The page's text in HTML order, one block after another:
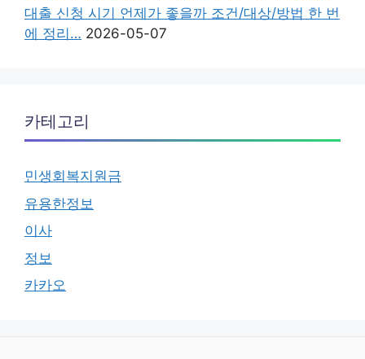
대출 신청 시기 언제가 좋을까 조건/대상/방법 한 번
에 정리… 2026-05-07
카테고리
민생회복지원금
유용한정보
이사
정보
카카오